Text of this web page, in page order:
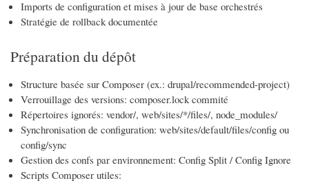
Imports de configuration et mises à jour de base orchestrés
Stratégie de rollback documentée
Préparation du dépôt
Structure basée sur Composer (ex.: drupal/recommended-project)
Verrouillage des versions: composer.lock commité
Répertoires ignorés: vendor/, web/sites/*/files/, node_modules/
Synchronisation de configuration: web/sites/default/files/config ou
config/sync
Gestion des confs par environnement: Config Split / Config Ignore
Scripts Composer utiles: